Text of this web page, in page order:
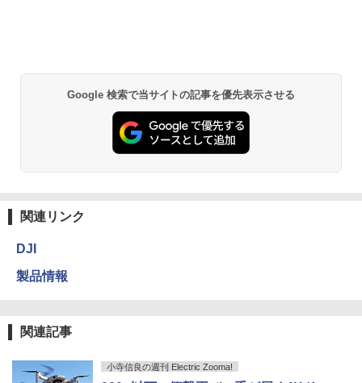
Google 検索で当サイトの記事を優先表示させる
関連リンク
DJI
製品情報
関連記事
小寺信良の週刊 Electric Zooma!